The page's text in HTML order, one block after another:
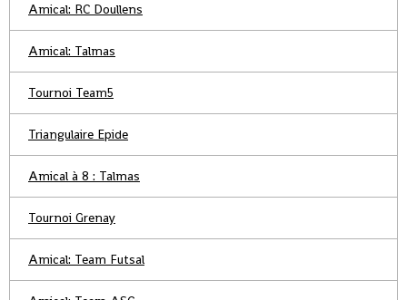
Amical: RC Doullens
Amical: Talmas
Tournoi Team5
Triangulaire Epide
Amical à 8 : Talmas
Tournoi Grenay
Amical: Team Futsal